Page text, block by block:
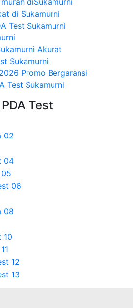
di Sukamurni
Test Sukamurni
Akurat
Sukamurni
Promo Bergaransi
Test Sukamurni
Test